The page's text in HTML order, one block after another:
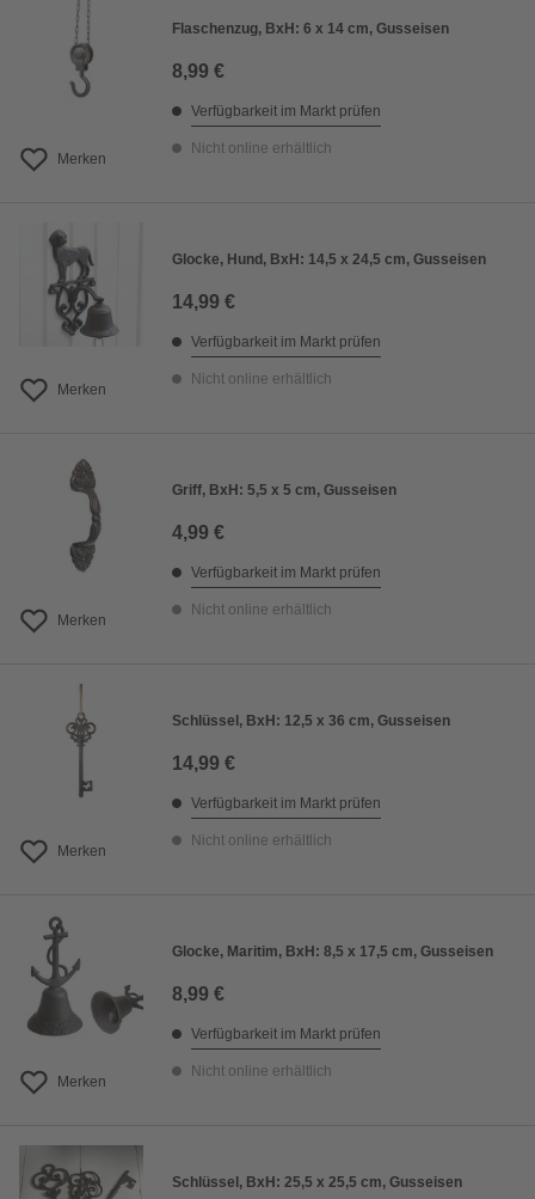
Merken
Flaschenzug, BxH: 6 x 14 cm, Gusseisen
8,99 €
Verfügbarkeit im Markt prüfen
Nicht online erhältlich
Merken
Glocke, Hund, BxH: 14,5 x 24,5 cm, Gusseisen
14,99 €
Verfügbarkeit im Markt prüfen
Nicht online erhältlich
Merken
Griff, BxH: 5,5 x 5 cm, Gusseisen
4,99 €
Verfügbarkeit im Markt prüfen
Nicht online erhältlich
Merken
Schlüssel, BxH: 12,5 x 36 cm, Gusseisen
14,99 €
Verfügbarkeit im Markt prüfen
Nicht online erhältlich
Merken
Glocke, Maritim, BxH: 8,5 x 17,5 cm, Gusseisen
8,99 €
Verfügbarkeit im Markt prüfen
Nicht online erhältlich
Schlüssel, BxH: 25,5 x 25,5 cm, Gusseisen